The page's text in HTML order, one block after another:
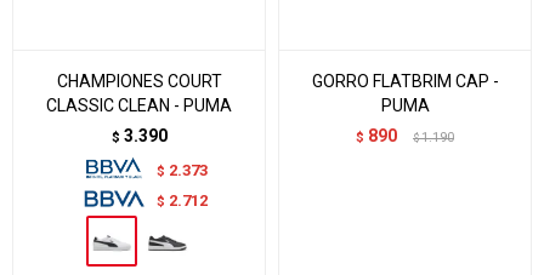
CHAMPIONES COURT
CLASSIC CLEAN - PUMA
$ 3.390
$ 2.373
$ 2.712
GORRO FLATBRIM CAP -
PUMA
$ 890 $ 1.190